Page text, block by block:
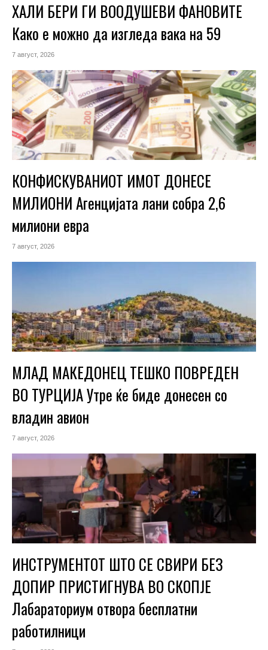
ХАЛИ БЕРИ ГИ ВООДУШЕВИ ФАНОВИТЕ
Како е можно да изгледа вака на 59
7 август, 2026
КОНФИСКУВАНИОТ ИМОТ ДОНЕСЕ
МИЛИОНИ Агенцијата лани собра 2,6
милиони евра
7 август, 2026
МЛАД МАКЕДОНЕЦ ТЕШКО ПОВРЕДЕН
ВО ТУРЦИЈА Утре ќе биде донесен со
владин авион
7 август, 2026
ИНСТРУМЕНТОТ ШТО СЕ СВИРИ БЕЗ
ДОПИР ПРИСТИГНУВА ВО СКОПЈЕ
Лабараториум отвора бесплатни
работилници